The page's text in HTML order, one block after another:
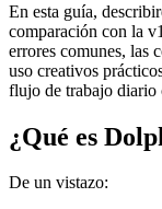
En esta guía,
comparación con la
errores comunes, las
uso creativos
flujo de trabajo diario
¿Qué es
De un vistazo: